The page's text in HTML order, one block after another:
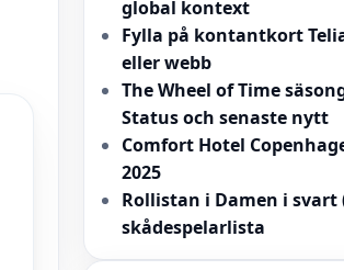
global kontext
Fylla på kontantkort
eller webb
The Wheel of Time
Status och senaste nytt
Comfort Hotel
2025
Rollistan i Damen i svart
skådespelarlista